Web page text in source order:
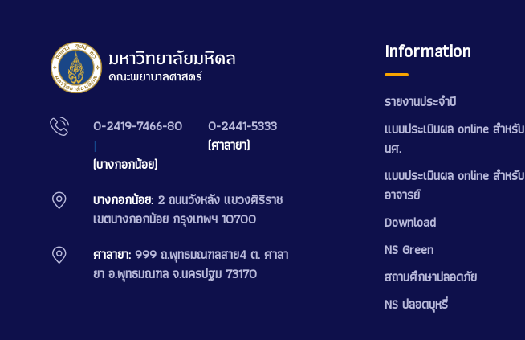
0-2419-7466-80
|
(บางกอกน้อย)
0-2441-5333
(ศาลายา)
บางกอกน้อย: 2 ถนนวังหลัง แขวงศิริราช
เขตบางกอกน้อย กรุงเทพฯ 10700
ศาลายา: 999 ถ.พุทธมณฑลสาย4 ต. ศาลา
ยา อ.พุทธมณฑล จ.นครปฐม 73170
Information
รายงานประจำปี
แบบประเมินผล online สำหรับ
นศ.
แบบประเมินผล online สำหรับ
อาจารย์
Download
NS Green
สถานศึกษาปลอดภัย
NS ปลอดบุหรี่